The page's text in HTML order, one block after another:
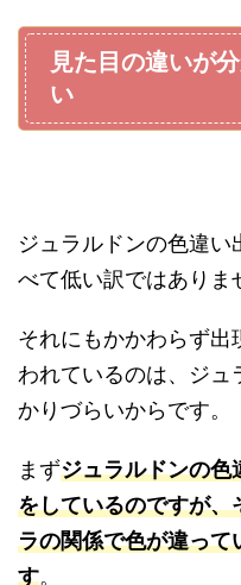
見た目の違いが
い
ジュラルドンの色違
べて低い訳ではありま
それにもかかわらず
われているのは、ジュ
かりづらいからです。
まずジュラルドンの色
をしているのですが、
ラの関係で色が違って
す。